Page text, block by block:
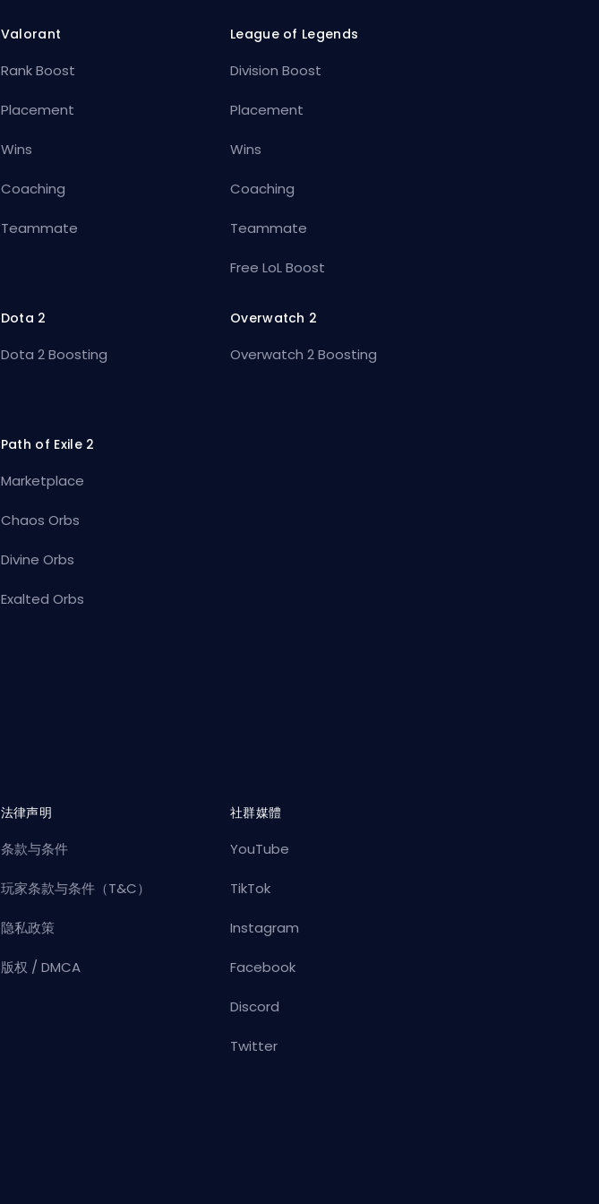
Valorant
Rank Boost
Placement
Wins
Coaching
Teammate
League of Legends
Division Boost
Placement
Wins
Coaching
Teammate
Free LoL Boost
Dota 2
Dota 2 Boosting
Overwatch 2
Overwatch 2 Boosting
Path of Exile 2
Marketplace
Chaos Orbs
Divine Orbs
Exalted Orbs
法律声明
条款与条件
玩家条款与条件（T&C）
隐私政策
版权 / DMCA
社群媒體
YouTube
TikTok
Instagram
Facebook
Discord
Twitter